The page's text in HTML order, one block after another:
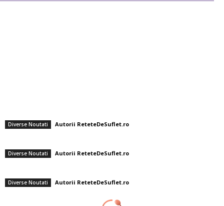
Diverse Noutati
Autorii ReteteDeSuflet.ro
Diverse Noutati
Autorii ReteteDeSuflet.ro
Diverse Noutati
Autorii ReteteDeSuflet.ro